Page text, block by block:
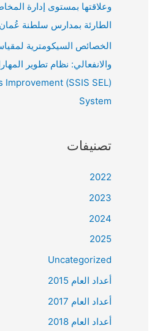
وعلاقتها بمستوى إدارة
الطارئة بمدارس سلطنة عُمان
الخصائص السيكومترية
والانفعالي: نظام تطوير
Skills Improvement
System
تصنيفات
2022
2023
2024
2025
Uncategorized
أعداد العام 2015
أعداد العام 2017
أعداد العام 2018